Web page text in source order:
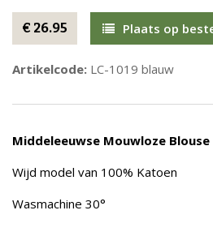
€ 26.95 Plaats op
Artikelcode: LC-1019 blauw
Middeleeuwse Mouwloze Blouse
Wijd model van 100% Katoen
Wasmachine 30°